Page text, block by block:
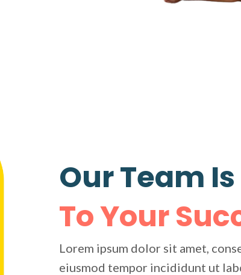
Our Team
To Your
Lorem ipsum dolor sit amet,
eiusmod tempor incididunt ut